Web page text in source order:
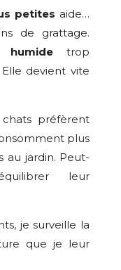
petites aide…
de grattage.
humidetrop
devient vite
chats préfèrent
plus
au jardin. Peut-
leur
je surveille la
que je leur